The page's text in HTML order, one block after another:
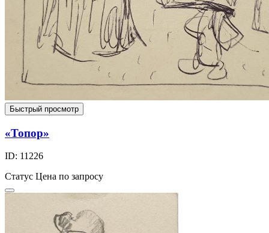
Быстрый просмотр
«Топор»
ID: 11226
Статус Цена по запросу